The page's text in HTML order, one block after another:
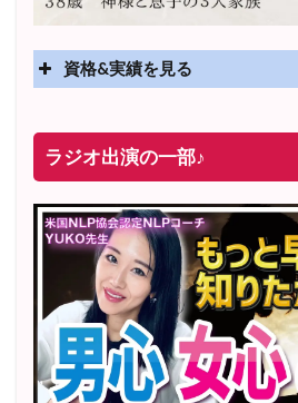
資格&実績を見る
2025年4月〜 altruismコミュニテ
2025年5月〜 FMラジオ79.9「
レギュラー出演中！
2023年12月〜 FM81.4ラジオ
ター講座」準レギュラー出演中！
〜2025年5月 個別セッション
2022年6月〜24年7月 自己肯定
ン1000名以上参加
ラジオ出演の一部♪